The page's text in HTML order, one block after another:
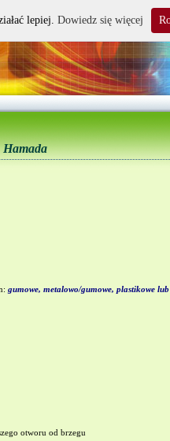
Hamada
gumowe, metalowo/gumowe, plastikowe
otworu od brzegu
lepiej. Dowiedz się więcej